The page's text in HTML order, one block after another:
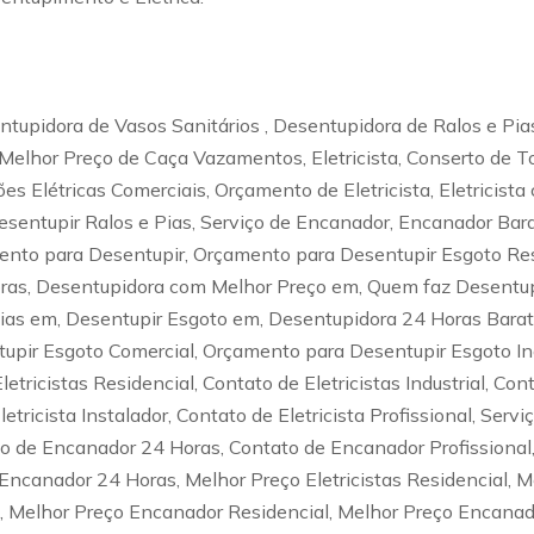
de Vasos Sanitários , Desentupidora de Ralos e
Preço de Caça Vazamentos, Eletricista, Conserto de
Elétricas Comerciais, Orçamento de Eletricista,
Ralos e Pias, Serviço de Encanador, Encanador
para Desentupir, Orçamento para Desentupir Esgoto
Desentupidora com Melhor Preço em, Quem faz
em, Desentupir Esgoto em, Desentupidora 24 Horas
Esgoto Comercial, Orçamento para Desentupir Esgoto
Residencial, Contato de Eletricistas Industrial,
Instalador, Contato de Eletricista Profissional,
Encanador 24 Horas, Contato de Encanador
24 Horas, Melhor Preço Eletricistas Residencial,
Preço Encanador Residencial, Melhor Preço